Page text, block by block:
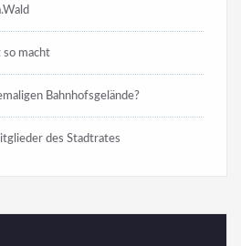
so macht
Bahnhofsgelände?
des Stadtrates